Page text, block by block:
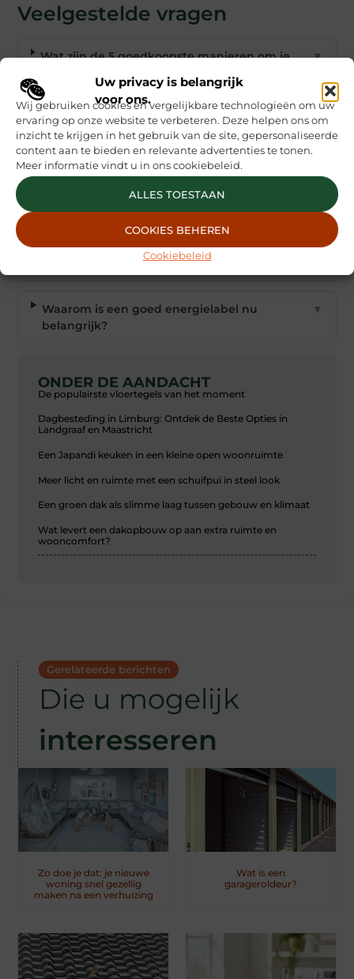
Uw privacy is belangrijk
voor ons.
Wij gebruiken cookies en vergelijkbare technologieën om uw
ervaring op onze website te verbeteren. Deze helpen ons om
inzicht te krijgen in het gebruik van de site, gepersonaliseerde
content aan te bieden en relevante advertenties te tonen.
Meer informatie vindt u in ons cookiebeleid.
ALLES TOESTAAN
COOKIES BEHEREN
Cookiebeleid
Veelgestelde vragen
Wat zijn de 5 goedkoopste manieren om je
▼
Hoeveel geld kan ik besparen met een beter
energielabel?
▼
Moet ik zonnepanelen installeren voor een
beter energielabel?
▼
Waarom is een goed energielabel nu
belangrijk?
▼
ONDER DE AANDACHT
De populairste vloertegels van het moment
Dagbesteding in Limburg: Ontdek de Beste Opties in
Landgraaf en Maastricht
Een Japandi keuken in een kleine open woonruimte
Meer licht en ruimte met een schuifpui in steel look
Een groen dak als slimme laag tussen gebouw en klimaat
Wat levert een dakopbouw op aan extra ruimte en
wooncomfort?
Gerelateerde berichten
Die u mogelijk
interesseren
Zo doe je dat: je nieuwe
woning snel gezellig
maken na een verhuizing
Wat is een
garageroldeur?